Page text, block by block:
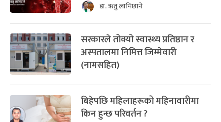
डा. ऋतु लामिछाने
सरकारले तोक्यो स्वास्थ्य प्रतिष्ठान र
अस्पतालमा निमित्त जिम्मेवारी
(नामसहित)
बिहेपछि महिलाहरूको महिनावारीमा
किन हुन्छ परिवर्तन ?